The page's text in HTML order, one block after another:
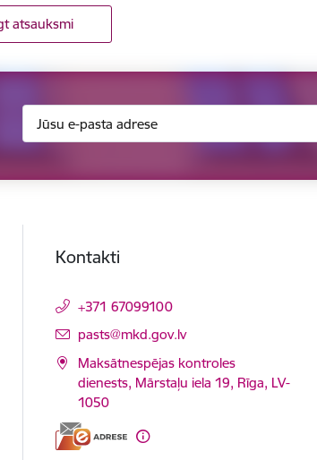
atsauksmi
Kontakti
+371 67099100
E-pasts:
pasts@mkd.gov.lv
Maksātnespējas kontroles
dienests, Mārstaļu iela 19, Rīga, LV-
1050